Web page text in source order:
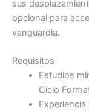
sus
opcional para
vanguardia.
Requisitos
Estudios
Ciclo
Experiencia